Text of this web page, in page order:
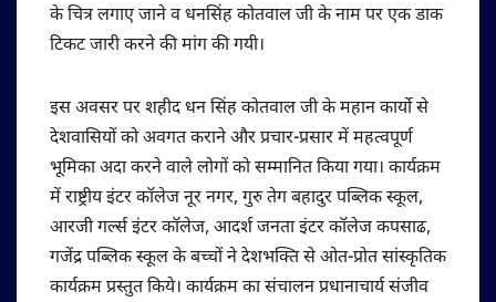
के चित्र लगाए जाने व धनसिंह कोतवाल जी के नाम पर एक डाक
टिकट जारी करने की मांग की गयी।
इस अवसर पर शहीद धन सिंह कोतवाल जी के महान कार्यो से
देशवासियों को अवगत कराने और प्रचार-प्रसार में महत्वपूर्ण
भूमिका अदा करने वाले लोगों को सम्मानित किया गया। कार्यक्रम
में राष्ट्रीय इंटर कॉलेज नूर नगर, गुरु तेग बहादुर पब्लिक स्कूल,
आरजी गर्ल्स इंटर कॉलेज, आदर्श जनता इंटर कॉलेज कपसाढ,
गजेंद्र पब्लिक स्कूल के बच्चों ने देशभक्ति से ओत-प्रोत सांस्कृतिक
कार्यक्रम प्रस्तुत किये। कार्यक्रम का संचालन प्रधानाचार्य संजीव